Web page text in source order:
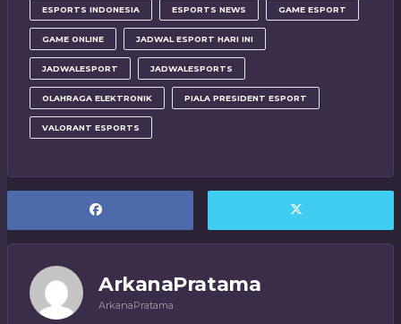
ESPORTS INDONESIA ESPORTS NEWS GAME ESPORT
GAME ONLINE JADWAL ESPORT HARI INI
JADWALESPORT JADWALESPORTS
OLAHRAGA ELEKTRONIK PIALA PRESIDENT ESPORT
VALORANT ESPORTS
ArkanaPratama
ArkanaPratama